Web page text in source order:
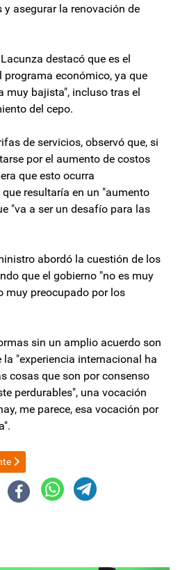
y asegurar la renovación de
destacó que es el
programa económico, ya que
muy bajista", incluso tras el
del cepo.
de servicios, observó que, si
por el aumento de costos
que esto ocurra
resultaría en un "aumento
"va a ser un desafío para las
abordó la cuestión de los
que el gobierno "no es muy
muy preocupado por los
sin un amplio acuerdo son
la "experiencia internacional ha
cosas que son por consenso
perdurables", una vocación
me parece, esa vocación por
cuestionó la actitud de la
siguiente: Senadores y autoridades